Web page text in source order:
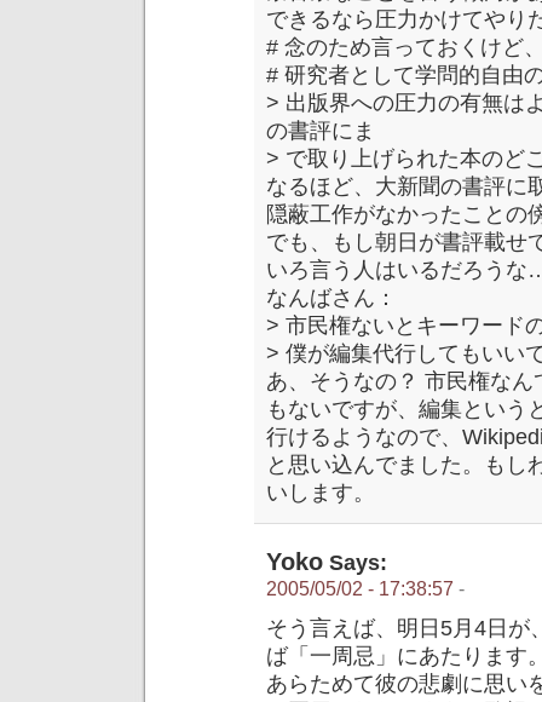
できるなら圧力かけてやり
# 念のため言っておくけど
# 研究者として学問的自由
> 出版界への圧力の有無は
の書評にま
> で取り上げられた本のど
なるほど、大新聞の書評に
隠蔽工作がなかったことの
でも、もし朝日が書評載せ
いろ言う人はいるだろうな
なんばさん：
> 市民権ないとキーワード
> 僕が編集代行してもいい
あ、そうなの？ 市民権な
もないですが、編集という
行けるようなので、
と思い込んでました。もし
いします。
Yoko Says:
2005/05/02 - 17:38:57 -
そう言えば、明日5月4日が
ば「一周忌」にあたります
あらためて彼の悲劇に思い